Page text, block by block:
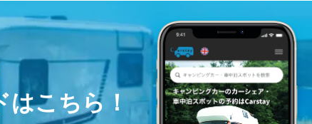
はこちら！